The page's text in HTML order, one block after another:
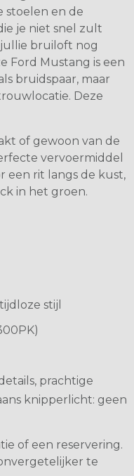
stoelen en de
je niet snel zult
bruiloft nog
Ford Mustang is een
bruidspaar, maar
Deze
of gewoon van de
vervoermiddel
een rit langs de kust,
in het groen.
stijl
prachtige
knipperlicht: geen
of een reservering.
te